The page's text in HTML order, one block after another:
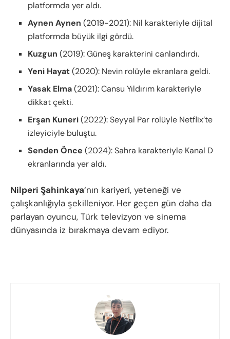
platformda yer aldı.
Aynen Aynen (2019-2021): Nil karakteriyle dijital
platformda büyük ilgi gördü.
Kuzgun (2019): Güneş karakterini canlandırdı.
Yeni Hayat(2020): Nevin rolüyle ekranlara geldi.
Yasak Elma(2021): Cansu Yıldırım karakteriyle
dikkat çekti.
Erşan Kuneri(2022): Seyyal Par rolüyle Netflix’te
izleyiciyle buluştu.
Senden Önce (2024): Sahra karakteriyle Kanal D
ekranlarında yer aldı.
Nilperi Şahinkaya‘nın kariyeri, yeteneği ve
çalışkanlığıyla şekilleniyor. Her geçen gün daha da
parlayan oyuncu, Türk televizyon ve sinema
dünyasında iz bırakmaya devam ediyor.